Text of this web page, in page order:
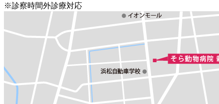
※診察時間外診療対応